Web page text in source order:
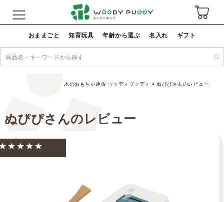
おままごと 知育玩具 年齢から選ぶ 名入れ ギフト
木のおもちゃ通販 ウッディプッディ ぬぴぴさんのレビュー
ぬぴぴさんのレビュー